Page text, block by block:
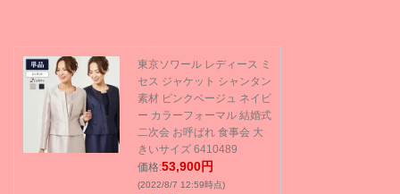
東京ソワール レディース ミ
セス ジャケット シャンタン
素材 ピンクベージュ ネイビ
ー カラーフォーマル 結婚式
二次会 お呼ばれ 食事会 大
きいサイズ 6410489
価格:53,900円
(2022/8/7 12:59時点)